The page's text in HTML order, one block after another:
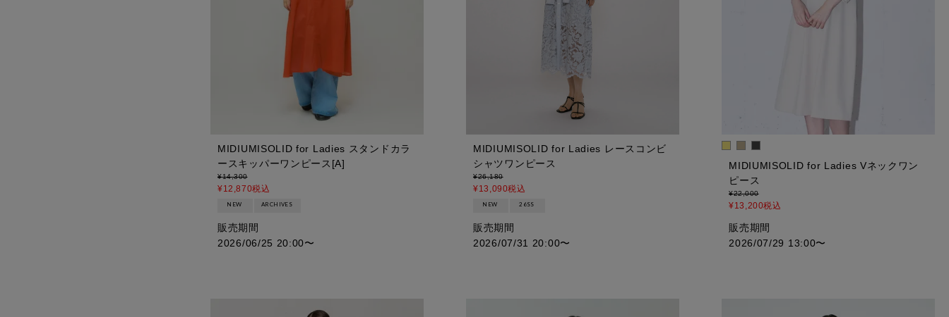
MIDIUMISOLID for Ladies スタンドカラ
ースキッパーワンピース[A]
¥14,300
¥12,870税込
NEW ARCHIVES
販売期間
2026/06/25 20:00〜
MIDIUMISOLID for Ladies レースコンビ
シャツワンピース
¥26,180
¥13,090税込
NEW 26SS
販売期間
2026/07/31 20:00〜
MIDIUMISOLID for Ladies Vネックワン
ピース
¥22,000
¥13,200税込
販売期間
2026/07/29 13:00〜